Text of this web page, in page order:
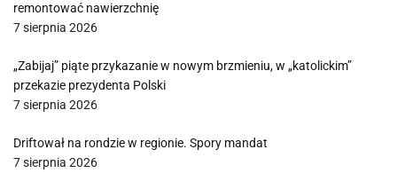
remontować nawierzchnię
7 sierpnia 2026
„Zabijaj” piąte przykazanie w nowym brzmieniu, w „katolickim”
przekazie prezydenta Polski
7 sierpnia 2026
Driftował na rondzie w regionie. Spory mandat
7 sierpnia 2026